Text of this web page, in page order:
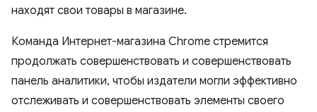
находят свои товары в магазине.
Команда Интернет-магазина Chrome стремится
продолжать совершенствовать и совершенствовать
панель аналитики, чтобы издатели могли эффективно
отслеживать и совершенствовать элементы своего